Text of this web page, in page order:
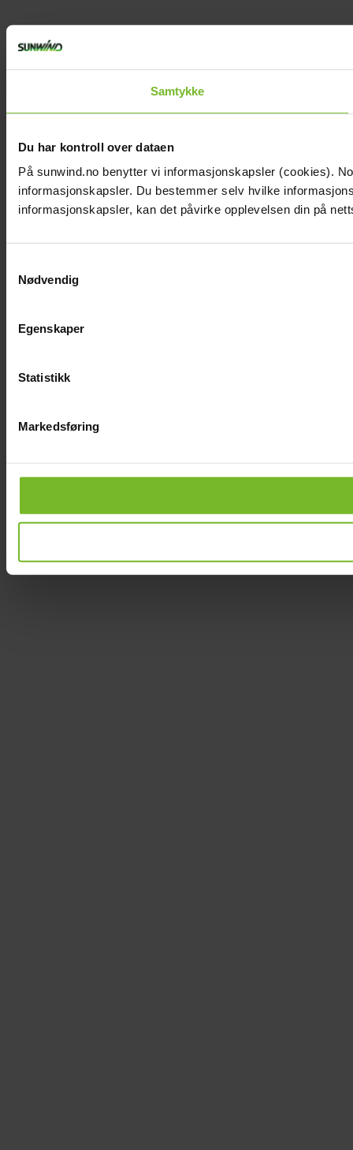
Samtykke
Du har kontroll over dataen
På sunwind.no benytter vi informasjonskapsler (cookies).
informasjonskapsler. Du bestemmer selv hvilke
informasjonskapsler, kan det påvirke opplevelsen din på
Nødvendig
Egenskaper
Statistikk
Markedsføring